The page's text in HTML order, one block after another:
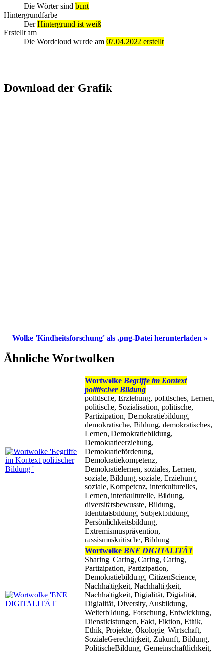
Die Wörter sind bunt
Hintergrundfarbe
DerHintergrund ist weiß
Erstellt am
Die Wordcloud wurde am 07.04.2022 erstellt
Download der Grafik
Wolke 'Kindheitsforschung' als .png-Datei herunterladen »
Ähnliche Wortwolken
Wortwolke Begriffe im Kontext
politischer Bildung
politische, Erziehung, politisches, Lernen,
politische, Sozialisation, politische,
Partizipation, Demokratiebildung,
demokratische, Bildung, demokratisches,
Lernen, Demokratiebildung,
Demokratieerziehung,
Demokratieförderung,
Demokratiekompetenz,
Demokratielernen, soziales, Lernen,
soziale, Bildung, soziale, Erziehung,
soziale, Kompetenz, interkulturelles,
Lernen, interkulturelle, Bildung,
diversitätsbewusste, Bildung,
Identitätsbildung, Subjektbildung,
Persönlichkeitsbildung,
Extremismusprävention,
rassismuskritische, Bildung
Wortwolke BNE DIGITALITÄT
Sharing, Caring, Caring, Caring,
Partizipation, Partizipation,
Demokratiebildung, CitizenScience,
Nachhaltigkeit, Nachhaltigkeit,
Nachhaltigkeit, Digialität, Digialität,
Digialität, Diversity, Ausbildung,
Weiterbildung, Forschung, Entwicklung,
Dienstleistungen, Fakt, Fiktion, Ethik,
Ethik, Projekte, Ökologie, Wirtschaft,
SozialeGerechtigkeit, Zukunft, Bildung,
PolitischeBildung, Gemeinschaftlichkeit,